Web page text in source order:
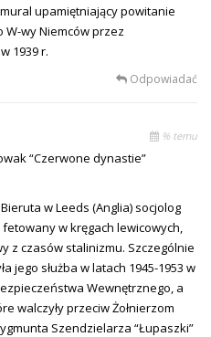
upamiętniający powitanie
W-wy Niemców przez
1939 r.
Odpowiadać
% temu
“Czerwone dynastie”
w Leeds (Anglia) socjolog
w kręgach lewicowych,
z czasów stalinizmu. Szczególnie
jego służba w latach 1945-1953 w
Wewnętrznego, a
walczyły przeciw Żołnierzom
Szendzielarza “Łupaszki”